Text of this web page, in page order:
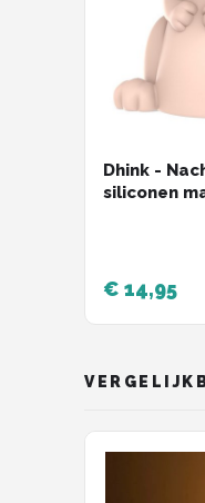
Dhink -
siliconen
€ 14,95